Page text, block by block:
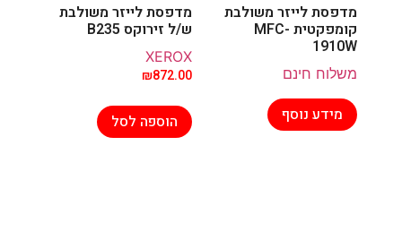
מדפסת לייזר משולבת
קומפקטית MFC-
1910W
משלוח חינם
מידע נוסף
מדפסת לייזר משולבת
ש/ל זירוקס B235
XEROX
₪872.00
הוספה לסל